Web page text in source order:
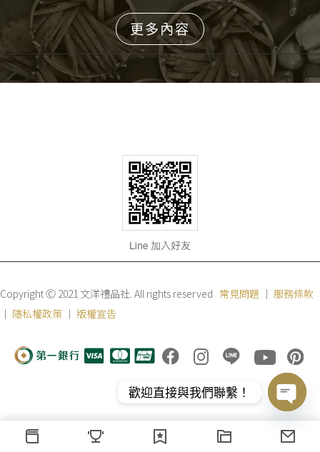
更多內容
Copyright Ⓒ 2021 文洋禮品社. All rights reserved 常見問題 ｜ 服務條款
｜ 隱私權政策 ｜ 版權宣告
歡迎直接與我們聯繫！
chaty